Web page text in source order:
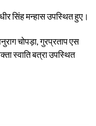
सिंह मन्हास उपस्थित हुए।
चोपड़ा, गुरप्रताप एस
स्वाति बत्रा उपस्थित